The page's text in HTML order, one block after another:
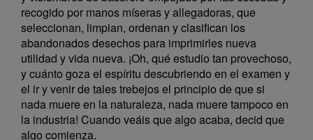
recogido por manos míseras y allegadoras, que
seleccionan, limpian, ordenan y clasifican los
abandonados desechos para imprimirles nueva
utilidad y vida nueva. ¡Oh, qué estudio tan provechoso,
y cuánto goza el espíritu descubriendo en el examen y
el ir y venir de tales trebejos el principio de que si
nada muere en la naturaleza, nada muere tampoco en
la industria! Cuando veáis que algo acaba, decid que
algo comienza.